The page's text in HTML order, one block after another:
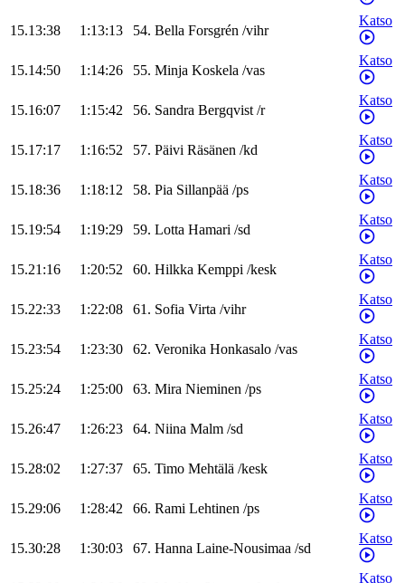
15.13:38 1:13:13 54. Bella Forsgrén /vihr
Katso
15.14:50 1:14:26 55. Minja Koskela /vas
Katso
15.16:07 1:15:42 56. Sandra Bergqvist/r
Katso
15.17:17 1:16:52 57. Päivi Räsänen /kd
Katso
15.18:36 1:18:12 58. Pia Sillanpää /ps
Katso
15.19:54 1:19:29 59. Lotta Hamari /sd
Katso
15.21:16 1:20:52 60. Hilkka Kemppi /kesk
Katso
15.22:33 1:22:08 61. Sofia Virta /vihr
Katso
15.23:54 1:23:30 62. Veronika Honkasalo /vas
Katso
15.25:24 1:25:00 63. Mira Nieminen /ps
Katso
15.26:47 1:26:23 64. Niina Malm /sd
Katso
15.28:02 1:27:37 65. Timo Mehtälä /kesk
Katso
15.29:06 1:28:42 66. Rami Lehtinen /ps
Katso
15.30:28 1:30:03 67. Hanna Laine-Nousimaa /sd
Katso
Katso